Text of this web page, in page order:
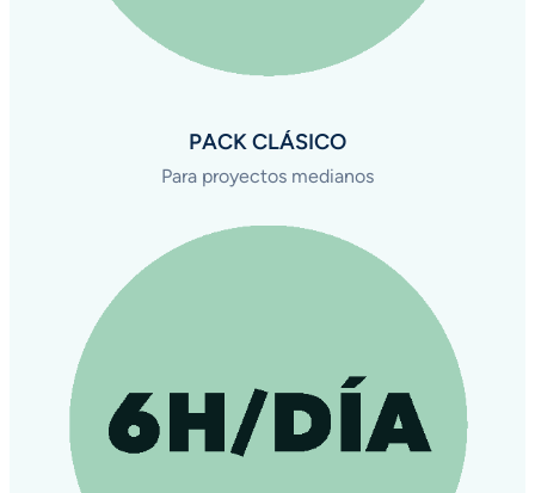
PACK CLÁSICO
Para proyectos medianos